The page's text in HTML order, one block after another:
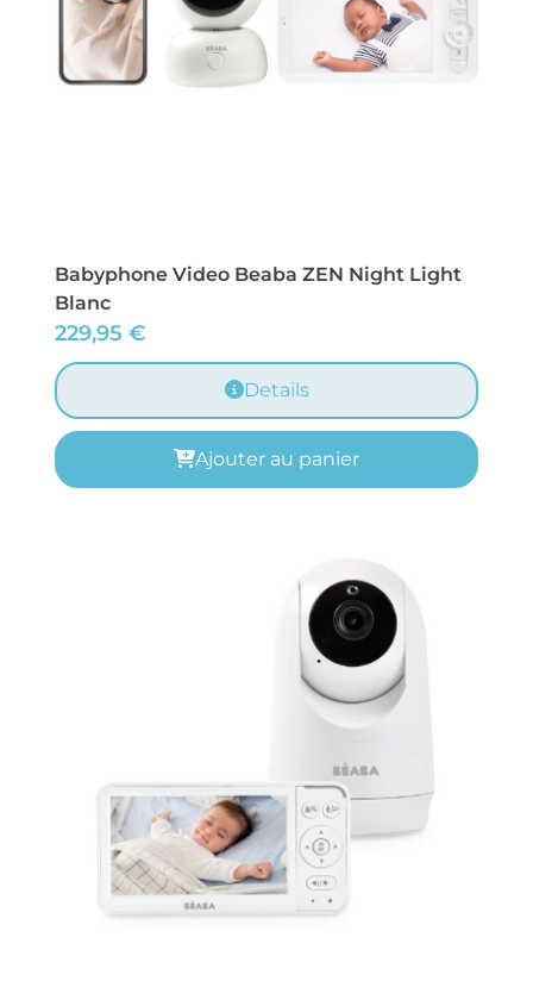
Babyphone Video Beaba ZEN Night Light
Blanc
229,95 €
Details
Ajouter au panier